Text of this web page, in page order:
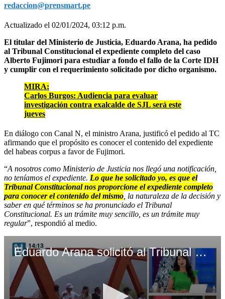
redaccion@prensmart.pe
Actualizado el 02/01/2024, 03:12 p.m.
El titular del Ministerio de Justicia, Eduardo Arana, ha pedido
al Tribunal Constitucional el expediente completo del caso
Alberto Fujimori para estudiar a fondo el fallo de la Corte IDH
y cumplir con el requerimiento solicitado por dicho organismo.
MIRA:
Carlos Burgos: Audiencia para evaluar
investigación contra exalcalde de SJL será este
jueves
En diálogo con Canal N, el ministro Arana, justificó el pedido al TC
afirmando que el propósito es conocer el contenido del expediente
del habeas corpus a favor de Fujimori.
“A nosotros como Ministerio de Justicia nos llegó una notificación,
no teníamos el expediente. Lo que he solicitado yo, es que el
Tribunal Constitucional nos proporcione el expediente completo
para conocer el contenido del mismo , la naturaleza de la decisión y
saber en qué términos se ha pronunciado el Tribunal
Constitucional. Es un trámite muy sencillo, es un trámite muy
regular”, respondió al medio.
Eduardo Arana solicitó al Tribunal Constitucional el expediente completo del caso Alberto Fujimori